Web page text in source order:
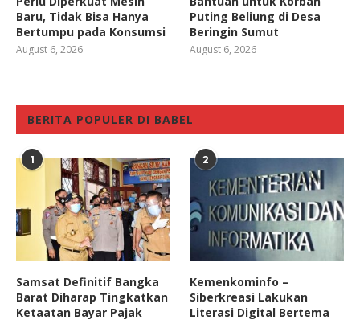
Baru, Tidak Bisa Hanya
Bertumpu pada Konsumsi
August 6, 2026
Puting Beliung di Desa
Beringin Sumut
August 6, 2026
BERITA POPULER DI BABEL
1
Samsat Definitif Bangka
Barat Diharap Tingkatkan
Ketaatan Bayar Pajak
2
Kemenkominfo –
Siberkreasi Lakukan
Literasi Digital Bertema